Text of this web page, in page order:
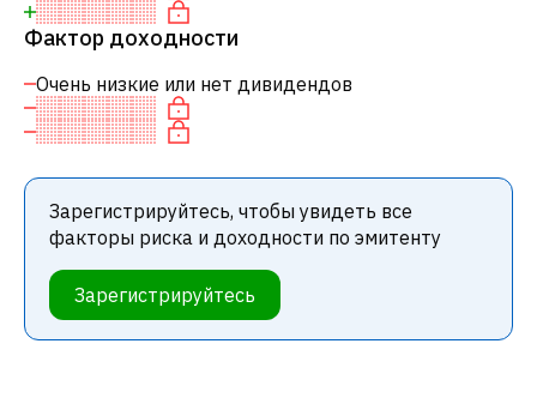
Фактор доходности
Очень низкие или нет дивидендов
Зарегистрируйтесь, чтобы увидеть все
факторы риска и доходности по эмитенту
Зарегистрируйтесь